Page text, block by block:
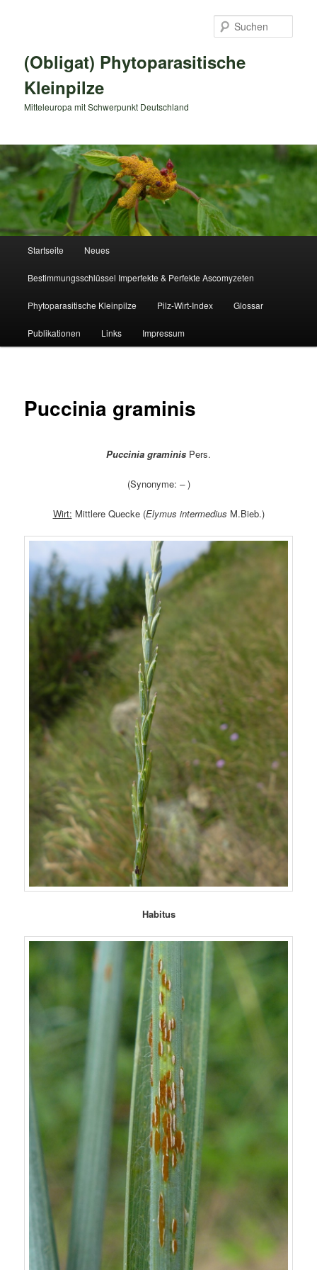
(Obligat) Phytoparasitische
Kleinpilze
Mitteleuropa mit Schwerpunkt Deutschland
Startseite Neues
Bestimmungsschlüssel Imperfekte & Perfekte Ascomyzeten
Phytoparasitische Kleinpilze Pilz-Wirt-Index Glossar
Publikationen Links Impressum
Puccinia graminis
Puccinia graminis Pers.
(Synonyme: –)
Wirt: Mittlere Quecke (Elymus intermedius M.Bieb.)
Habitus